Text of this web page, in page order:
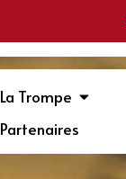
La Trompe
Partenaires